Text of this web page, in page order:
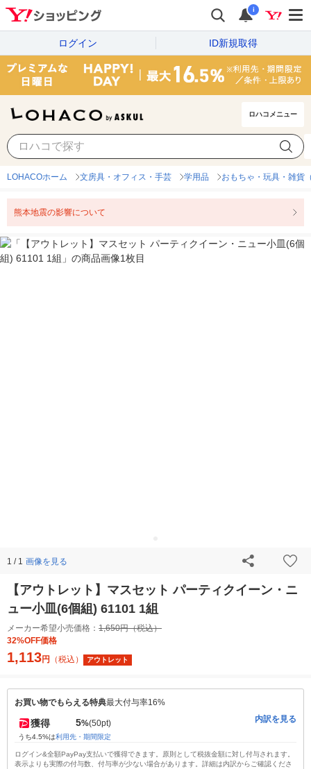
i
ログイン ID新規取得
ロハコメニュー
LOHACOホーム 文房具・オフィス・手芸 学用品 おもちゃ・玩具・雑貨
熊本地震の影響について
1 / 1 画像を見る
【アウトレット】マスセット パーティクイーン・ニ
ュー小皿(6個組) 61101 1組
メーカー希望小売価格： 1,650円（税込）
32%OFF価格
1,113円 （税込） アウトレット
お買い物でもらえる特典最大付与率16%
獲得 5%(50pt)
うち4.5%は利用先・期間限定
内訳を見る
ログイン&全額PayPay支払いで獲得できます。原則として税抜金額に対し付与されます。
表示よりも実際の付与数、付与率が少ない場合があります。詳細は内訳からご確認くださ